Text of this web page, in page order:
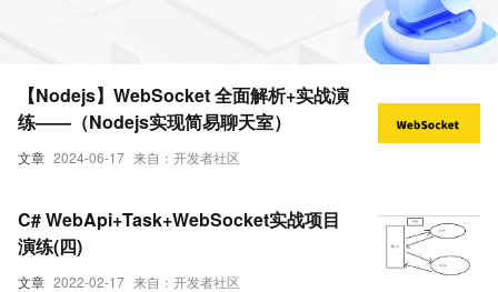
文章 2024-06-17 来自：开发者社区
【Nodejs】WebSocket 全面解析+实战演
练——（Nodejs实现简易聊天室）
文章 2022-02-17 来自：开发者社区
C# WebApi+Task+WebSocket实战项目
演练(四)